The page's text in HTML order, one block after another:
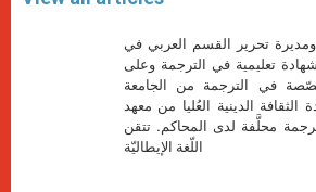
ومديرة تحرير القسم العربي في
تعليمية في الترجمة وعلى
في الترجمة من الجامعة
الثقافة الدينية العُليا من معهد
محلَّفة لدى المحاكم. تتقن
اللّغة الإيطاليّة